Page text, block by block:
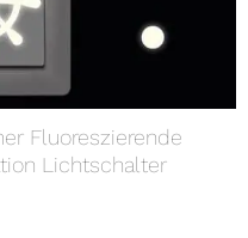
Fluoreszierende
Lichtschalter